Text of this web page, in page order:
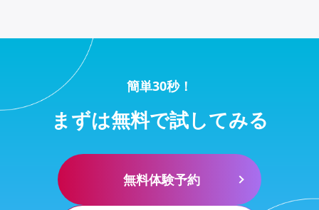
簡単30秒！
まずは無料で試してみる
無料体験予約